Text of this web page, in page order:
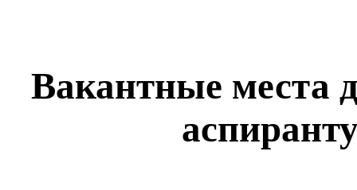
Вакантные места